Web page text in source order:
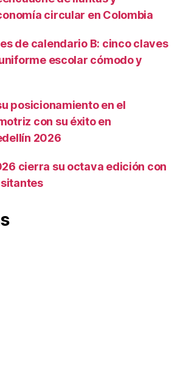
circular en Colombia
de calendario B: cinco claves
escolar cómodo y
posicionamiento en el
con su éxito en
2026
cierra su octava edición con